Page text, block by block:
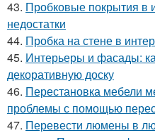
43. Пробковые покрытия в
недостатки
44. Пробка на стене в
45. Интерьеры и фасады:
декоративную доску
46. Перестановка мебели
проблемы с помощью
47. Перевести люмены в